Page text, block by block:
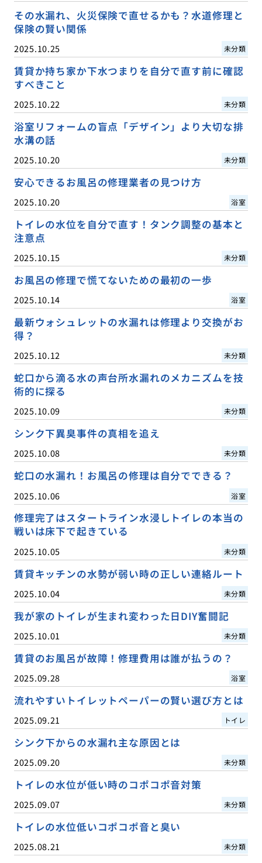
その水漏れ、火災保険で直せるかも？水道修理と
保険の賢い関係
2025.10.25 未分類
賃貸か持ち家か下水つまりを自分で直す前に確認
すべきこと
2025.10.22 未分類
浴室リフォームの盲点「デザイン」より大切な排
水溝の話
2025.10.20 未分類
安心できるお風呂の修理業者の見つけ方
2025.10.20 浴室
トイレの水位を自分で直す！タンク調整の基本と
注意点
2025.10.15 未分類
お風呂の修理で慌てないための最初の一歩
2025.10.14 浴室
最新ウォシュレットの水漏れは修理より交換がお
得？
2025.10.12 未分類
蛇口から滴る水の声台所水漏れのメカニズムを技
術的に探る
2025.10.09 未分類
シンク下異臭事件の真相を追え
2025.10.08 未分類
蛇口の水漏れ！お風呂の修理は自分でできる？
2025.10.06 浴室
修理完了はスタートライン水浸しトイレの本当の
戦いは床下で起きている
2025.10.05 未分類
賃貸キッチンの水勢が弱い時の正しい連絡ルート
2025.10.04 未分類
我が家のトイレが生まれ変わった日DIY奮闘記
2025.10.01 未分類
賃貸のお風呂が故障！修理費用は誰が払うの？
2025.09.28 浴室
流れやすいトイレットペーパーの賢い選び方とは
2025.09.21 トイレ
シンク下からの水漏れ主な原因とは
2025.09.20 未分類
トイレの水位が低い時のコポコポ音対策
2025.09.07 未分類
トイレの水位低いコポコポ音と臭い
2025.08.21 未分類